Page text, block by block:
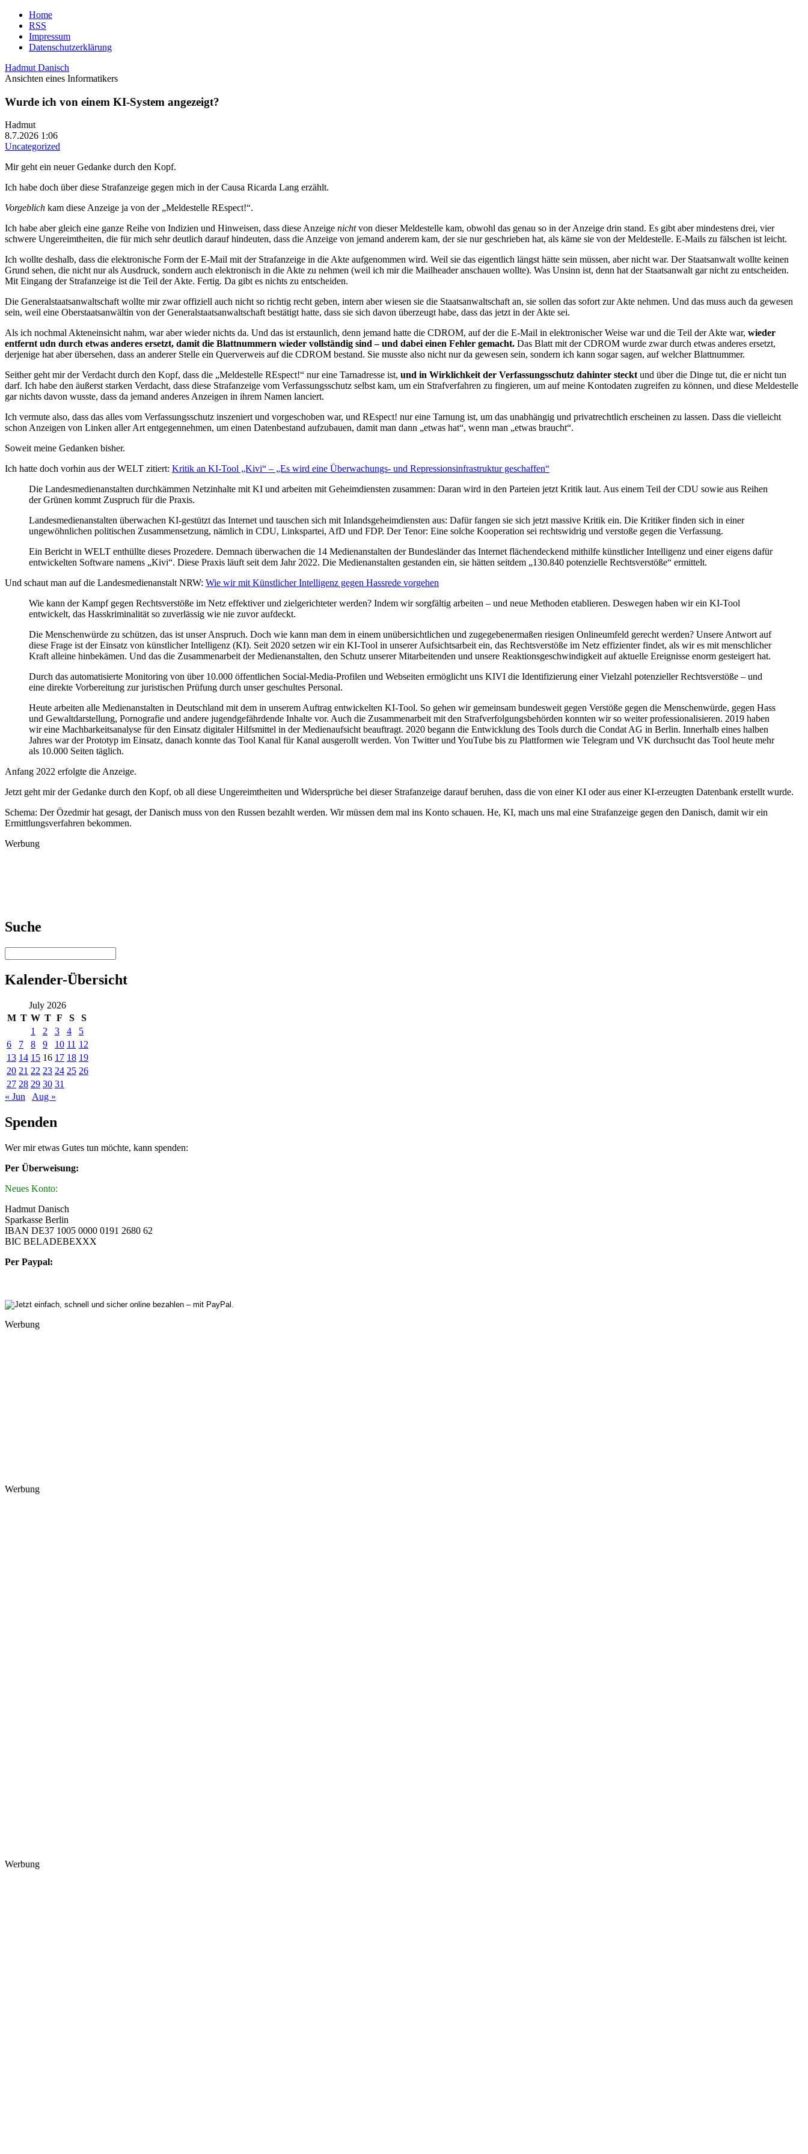
Home
RSS
Impressum
Datenschutzerklärung
Hadmut Danisch
Ansichten eines Informatikers
Wurde ich von einem KI-System angezeigt?
Hadmut
8.7.2026 1:06
Uncategorized
Mir geht ein neuer Gedanke durch den Kopf.
Ich habe doch über diese Strafanzeige gegen mich in der Causa Ricarda Lang erzählt.
Vorgeblich kam diese Anzeige ja von der „Meldestelle REspect!“.
Ich habe aber gleich eine ganze Reihe von Indizien und Hinweisen, dass diese Anzeige nichtvon dieser Meldestelle kam, obwohl das genau so in der Anzeige drin stand. Es gibt aber mindestens drei, vier
schwere Ungereimtheiten, die für mich sehr deutlich darauf hindeuten, dass die Anzeige von jemand anderem kam, der sie nur geschrieben hat, als käme sie von der Meldestelle. E-Mails zu fälschen ist leicht.
Ich wollte deshalb, dass die elektronische Form der E-Mail mit der Strafanzeige in die Akte aufgenommen wird. Weil sie das eigentlich längst hätte sein müssen, aber nicht war. Der Staatsanwalt wollte keinen
Grund sehen, die nicht nur als Ausdruck, sondern auch elektronisch in die Akte zu nehmen (weil ich mir die Mailheader anschauen wollte). Was Unsinn ist, denn hat der Staatsanwalt gar nicht zu entscheiden.
Mit Eingang der Strafanzeige ist die Teil der Akte. Fertig. Da gibt es nichts zu entscheiden.
Die Generalstaatsanwaltschaft wollte mir zwar offiziell auch nicht so richtig recht geben, intern aber wiesen sie die Staatsanwaltschaft an, sie sollen das sofort zur Akte nehmen. Und das muss auch da gewesen
sein, weil eine Oberstaatsanwältin von der Generalstaatsanwaltschaft bestätigt hatte, dass sie sich davon überzeugt habe, dass das jetzt in der Akte sei.
Als ich nochmal Akteneinsicht nahm, war aber wieder nichts da. Und das ist erstaunlich, denn jemand hatte die CDROM, auf der die E-Mail in elektronischer Weise war und die Teil der Akte war, wieder
entfernt udn durch etwas anderes ersetzt, damit die Blattnummern wieder vollständig sind – und dabei einen Fehler gemacht. Das Blatt mit der CDROM wurde zwar durch etwas anderes ersetzt,
derjenige hat aber übersehen, dass an anderer Stelle ein Querverweis auf die CDROM bestand. Sie musste also nicht nur da gewesen sein, sondern ich kann sogar sagen, auf welcher Blattnummer.
Seither geht mir der Verdacht durch den Kopf, dass die „Meldestelle REspect!“ nur eine Tarnadresse ist, und in Wirklichkeit der Verfassungsschutz dahinter stecktund über die Dinge tut, die er nicht tun
darf. Ich habe den äußerst starken Verdacht, dass diese Strafanzeige vom Verfassungsschutz selbst kam, um ein Strafverfahren zu fingieren, um auf meine Kontodaten zugreifen zu können, und diese Meldestelle
gar nichts davon wusste, dass da jemand anderes Anzeigen in ihrem Namen lanciert.
Ich vermute also, dass das alles vom Verfassungsschutz inszeniert und vorgeschoben war, und REspect! nur eine Tarnung ist, um das unabhängig und privatrechtlich erscheinen zu lassen. Dass die vielleicht
schon Anzeigen von Linken aller Art entgegennehmen, um einen Datenbestand aufzubauen, damit man dann „etwas hat“, wenn man „etwas braucht“.
Soweit meine Gedanken bisher.
Ich hatte doch vorhin aus der WELT zitiert: Kritik an KI-Tool „Kivi“ – „Es wird eine Überwachungs- und Repressionsinfrastruktur geschaffen“
Die Landesmedienanstalten durchkämmen Netzinhalte mit KI und arbeiten mit Geheimdiensten zusammen: Daran wird in den Parteien jetzt Kritik laut. Aus einem Teil der CDU sowie aus Reihen
der Grünen kommt Zuspruch für die Praxis.
Landesmedienanstalten überwachen KI-gestützt das Internetund tauschen sich mit Inlandsgeheimdiensten aus: Dafür fangen sie sich jetzt massive Kritik ein. Die Kritiker finden sich in einer
ungewöhnlichen politischen Zusammensetzung, nämlich in CDU, Linkspartei, AfD und FDP. Der Tenor: Eine solche Kooperation sei rechtswidrig und verstoße gegen die Verfassung.
Ein Bericht in WELT enthüllte dieses Prozedere. Demnach überwachen die 14 Medienanstalten der Bundesländer das Internet flächendeckend mithilfe künstlicher Intelligenz und einer eigens dafür
entwickelten Software namens „Kivi“. Diese Praxis läuft seit dem Jahr 2022. Die Medienanstalten gestanden ein, sie hätten seitdem „130.840 potenzielle Rechtsverstöße“ ermittelt.
Und schaut man auf die Landesmedienanstalt NRW: Wie wir mit Künstlicher Intelligenz gegen Hassrede vorgehen
Wie kann der Kampf gegen Rechtsverstöße im Netz effektiver und zielgerichteter werden? Indem wir sorgfältig arbeiten – und neue Methoden etablieren. Deswegen haben wir ein KI-Tool
entwickelt, das Hasskriminalität so zuverlässig wie nie zuvor aufdeckt.
Die Menschenwürde zu schützen, das ist unser Anspruch. Doch wie kann man dem in einem unübersichtlichen und zugegebenermaßen riesigen Onlineumfeld gerecht werden? Unsere Antwort auf
diese Frage ist der Einsatz von künstlicher Intelligenz (KI). Seit 2020 setzen wir ein KI-Tool in unserer Aufsichtsarbeit ein, das Rechtsverstöße im Netz effizienter findet, als wir es mit menschlicher
Kraft alleine hinbekämen. Und das die Zusammenarbeit der Medienanstalten, den Schutz unserer Mitarbeitenden und unsere Reaktionsgeschwindigkeit auf aktuelle Ereignisse enorm gesteigert hat.
Durch das automatisierte Monitoring von über 10.000 öffentlichen Social-Media-Profilen und Webseiten ermöglicht uns KIVI die Identifizierung einer Vielzahl potenzieller Rechtsverstöße – und
eine direkte Vorbereitung zur juristischen Prüfung durch unser geschultes Personal.
Heute arbeiten alle Medienanstalten in Deutschland mit dem in unserem Auftrag entwickelten KI-Tool. So gehen wir gemeinsam bundesweit gegen Verstöße gegen die Menschenwürde, gegen Hass
und Gewaltdarstellung, Pornografie und andere jugendgefährdende Inhalte vor. Auch die Zusammenarbeit mit den Strafverfolgungsbehörden konnten wir so weiter professionalisieren. 2019 haben
wir eine Machbarkeitsanalyse für den Einsatz digitaler Hilfsmittel in der Medienaufsicht beauftragt. 2020 begann die Entwicklung des Tools durch die Condat AG in Berlin. Innerhalb eines halben
Jahres war der Prototyp im Einsatz, danach konnte das Tool Kanal für Kanal ausgerollt werden. Von Twitter und YouTube bis zu Plattformen wie Telegram und VK durchsucht das Tool heute mehr
als 10.000 Seiten täglich.
Anfang 2022 erfolgte die Anzeige.
Jetzt geht mir der Gedanke durch den Kopf, ob all diese Ungereimtheiten und Widersprüche bei dieser Strafanzeige darauf beruhen, dass die von einer KI oder aus einer KI-erzeugten Datenbank erstellt wurde.
Schema: Der Özedmir hat gesagt, der Danisch muss von den Russen bezahlt werden. Wir müssen dem mal ins Konto schauen. He, KI, mach uns mal eine Strafanzeige gegen den Danisch, damit wir ein
Ermittlungsverfahren bekommen.
Werbung
Suche
Kalender-Übersicht
July 2026
M T W T F S
S
1
2 3 4
5
6
7 8 9 10 11 12
13 14 15 16 17 18 19
20 21 22 23 24 25 26
27 28 29 30 31
« Jun
Aug »
Spenden
Wer mir etwas Gutes tun möchte, kann spenden:
Per Überweisung:
Neues Konto:
Hadmut Danisch
Sparkasse Berlin
IBAN DE37 1005 0000 0191 2680 62
BIC BELADEBEXXX
Per Paypal:
Werbung
Werbung
Werbung